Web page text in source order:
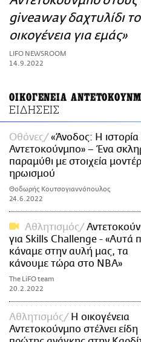
ΑΜΠΑ
PRINT
giveaway δαχτυλίδι
οικογένεια για εμάς»
LIFO NEWSROOM
14.9.2022
ΟΙΚΟΓΕΝΕΙΑ
ΕΙΔΗΣΕΙΣ
Οθόνες
«Άνοδος: Η
Αντετοκούνμπο» – Ένα
παραμύθι με στοιχεία
ηρωισμού
Θοδωρής Κουτσογιαννόπουλος
24.6.2022
Αθλητισμός
για Skills Challenge - «Αυτά
κάναμε στην αυλή μας, τα
κάνουμε τώρα στο ΝΒΑ»
The LiFO team
20.2.2022
Αθλητισμός
Η οικογένεια
Αντετοκούνμπο στέλνει είδη